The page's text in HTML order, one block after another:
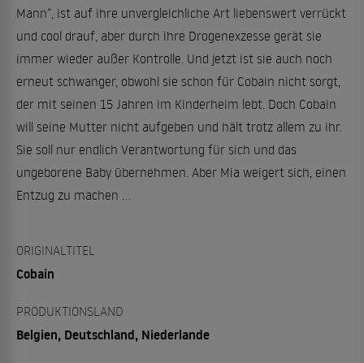
Mann“, ist auf ihre unvergleichliche Art liebenswert verrückt
und cool drauf, aber durch ihre Drogenexzesse gerät sie
immer wieder außer Kontrolle. Und jetzt ist sie auch noch
erneut schwanger, obwohl sie schon für Cobain nicht sorgt,
der mit seinen 15 Jahren im Kinderheim lebt. Doch Cobain
will seine Mutter nicht aufgeben und hält trotz allem zu ihr.
Sie soll nur endlich Verantwortung für sich und das
ungeborene Baby übernehmen. Aber Mia weigert sich, einen
Entzug zu machen …
ORIGINALTITEL
Cobain
PRODUKTIONSLAND
Belgien, Deutschland, Niederlande